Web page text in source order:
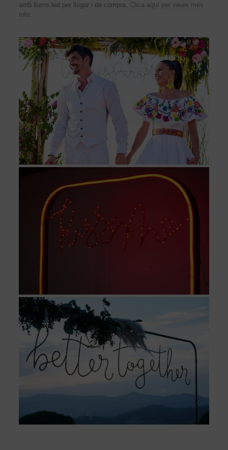
amb llums led per llogar i de compra. Clica aquí per veure més
info.